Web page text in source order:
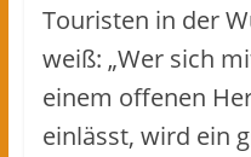
Touristen in der
weiß: „Wer sich
einem offenen
einlässt, wird ein